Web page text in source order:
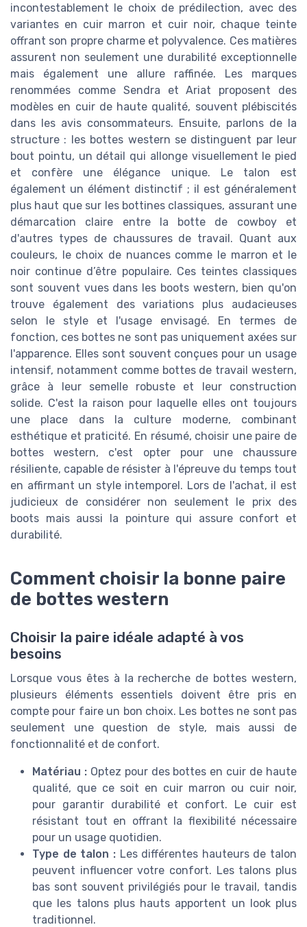
incontestablement le choix de prédilection, avec des
variantes en cuir marron et cuir noir, chaque teinte
offrant son propre charme et polyvalence. Ces matières
assurent non seulement une durabilité exceptionnelle
mais également une allure raffinée. Les marques
renommées comme Sendra et Ariat proposent des
modèles en cuir de haute qualité, souvent plébiscités
dans les avis consommateurs. Ensuite, parlons de la
structure : les bottes western se distinguent par leur
bout pointu, un détail qui allonge visuellement le pied
et confère une élégance unique. Le talon est
également un élément distinctif ; il est généralement
plus haut que sur les bottines classiques, assurant une
démarcation claire entre la botte de cowboy et
d'autres types de chaussures de travail. Quant aux
couleurs, le choix de nuances comme le marron et le
noir continue d’être populaire. Ces teintes classiques
sont souvent vues dans les boots western, bien qu'on
trouve également des variations plus audacieuses
selon le style et l'usage envisagé. En termes de
fonction, ces bottes ne sont pas uniquement axées sur
l'apparence. Elles sont souvent conçues pour un usage
intensif, notamment comme bottes de travail western,
grâce à leur semelle robuste et leur construction
solide. C'est la raison pour laquelle elles ont toujours
une place dans la culture moderne, combinant
esthétique et praticité. En résumé, choisir une paire de
bottes western, c'est opter pour une chaussure
résiliente, capable de résister à l'épreuve du temps tout
en affirmant un style intemporel. Lors de l'achat, il est
judicieux de considérer non seulement le prix des
boots mais aussi la pointure qui assure confort et
durabilité.
Comment choisir la bonne paire
de bottes western
Choisir la paire idéale adapté à vos
besoins
Lorsque vous êtes à la recherche de bottes western,
plusieurs éléments essentiels doivent être pris en
compte pour faire un bon choix. Les bottes ne sont pas
seulement une question de style, mais aussi de
fonctionnalité et de confort.
Matériau : Optez pour des bottes en cuir de haute
qualité, que ce soit en cuir marron ou cuir noir,
pour garantir durabilité et confort. Le cuir est
résistant tout en offrant la flexibilité nécessaire
pour un usage quotidien.
Type de talon : Les différentes hauteurs de talon
peuvent influencer votre confort. Les talons plus
bas sont souvent privilégiés pour le travail, tandis
que les talons plus hauts apportent un look plus
traditionnel.